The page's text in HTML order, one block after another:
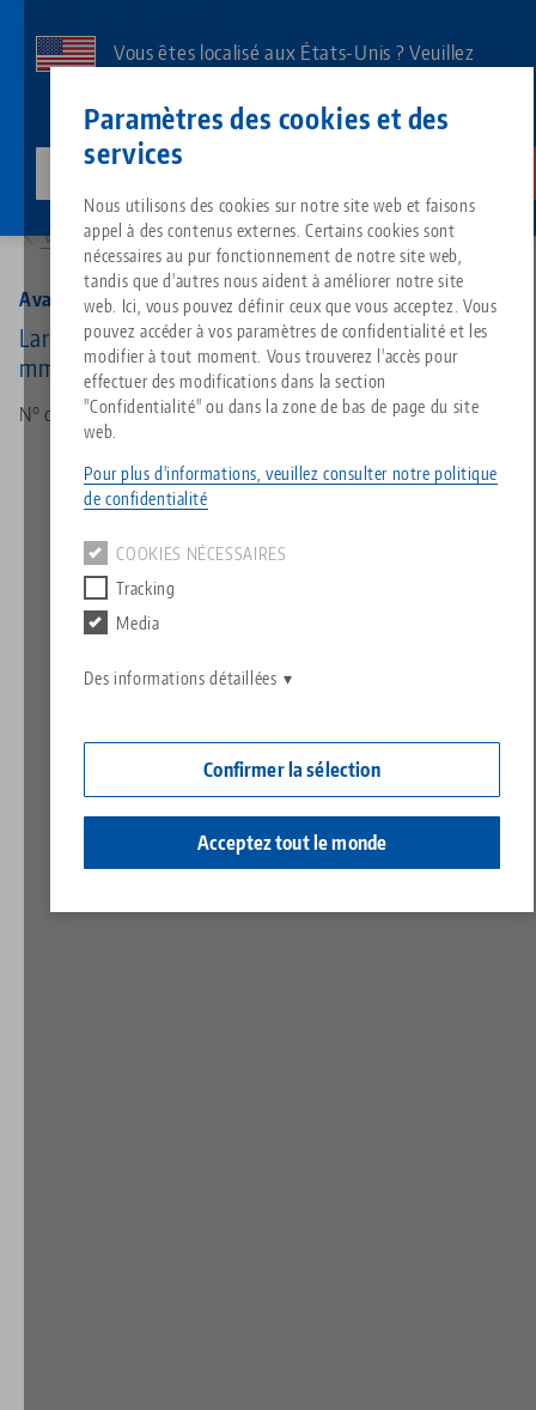
Paramètres des cookies et des
services
Nous utilisons des cookies sur notre site web et faisons
appel à des contenus externes. Certains cookies sont
nécessaires au pur fonctionnement de notre site web,
tandis que d'autres nous aident à améliorer notre site
web. Ici, vous pouvez définir ceux que vous acceptez. Vous
pouvez accéder à vos paramètres de confidentialité et les
modifier à tout moment. Vous trouverez l'accès pour
effectuer des modifications dans la section
"Confidentialité" ou dans la zone de bas de page du site
web.
Pour plus d'informations, veuillez consulter notre politique
de confidentialité
COOKIES NÉCESSAIRES
Tracking
Media
Des informations détaillées
Confirmer la sélection
Acceptez tout le monde
contenu
Vous êtes localisé aux États-Unis ? Veuillez
spécifique à votre pays.
Tout d'une seule source
Technologie de serrage à
Technologie de serrage des
Groupe de produits
Types de produits
Aperçu des produits
À propos de LANG
Philosophie
Innovations
Téléchargements
FAQ
Commande de catalogue
Blog
Actualités
Salons professionnels
Produits assortis
Désolé. Nous n'avons pu trouver aucun résultat.
Vers l'aperçu des produits
Services
Quicklinks
Téléchargements
Downloads
Breadcrumb
Vers l'aperçu des produits
Avanti 46, Mors de serrage doux
Largeur des mors 46 mm, Aluminium, hauteur 26
mm
N° d'art 44469-26